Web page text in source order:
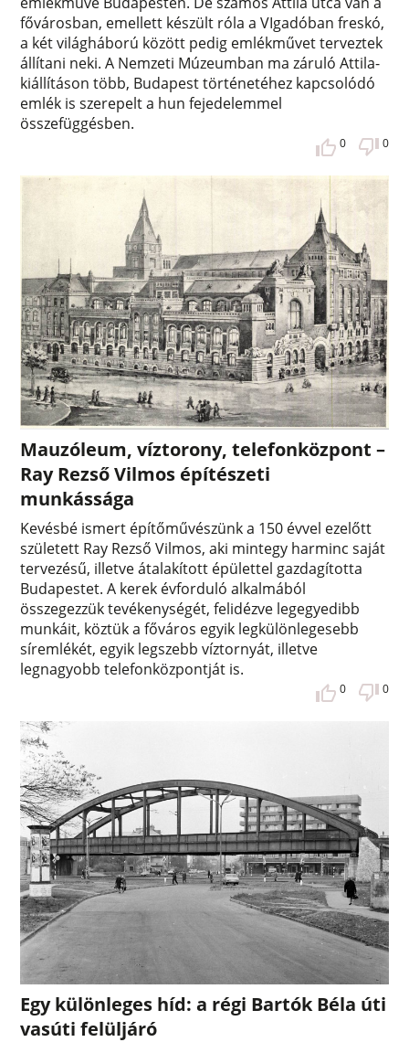
fővárosban, emellett készült róla a VIgadóban freskó,
a két világháború között pedig emlékművet terveztek
állítani neki. A Nemzeti Múzeumban ma záruló Attila-
kiállításon több, Budapest történetéhez kapcsolódó
emlék is szerepelt a hun fejedelemmel
összefüggésben.
0 0
Mauzóleum, víztorony, telefonközpont –
Ray Rezső Vilmos építészeti
munkássága
Kevésbé ismert építőművészünk a 150 évvel ezelőtt
született Ray Rezső Vilmos, aki mintegy harminc saját
tervezésű, illetve átalakított épülettel gazdagította
Budapestet. A kerek évforduló alkalmából
összegezzük tevékenységét, felidézve legegyedibb
munkáit, köztük a főváros egyik legkülönlegesebb
síremlékét, egyik legszebb víztornyát, illetve
legnagyobb telefonközpontját is.
0 0
Egy különleges híd: a régi Bartók Béla úti
vasúti felüljáró